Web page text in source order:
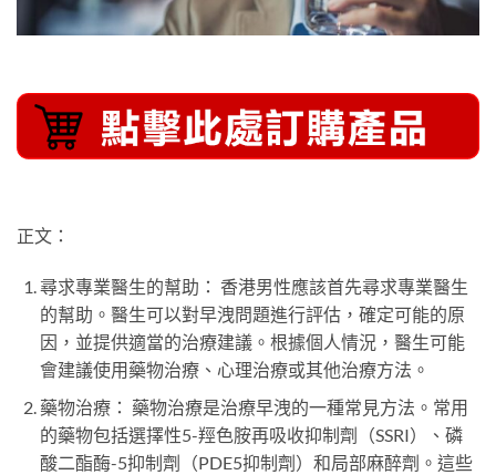
正文：
尋求專業醫生的幫助： 香港男性應該首先尋求專業醫生
的幫助。醫生可以對早洩問題進行評估，確定可能的原
因，並提供適當的治療建議。根據個人情況，醫生可能
會建議使用藥物治療、心理治療或其他治療方法。
藥物治療： 藥物治療是治療早洩的一種常見方法。常用
的藥物包括選擇性5-羥色胺再吸收抑制劑（SSRI）、磷
酸二酯酶-5抑制劑（PDE5抑制劑）和局部麻醉劑。這些